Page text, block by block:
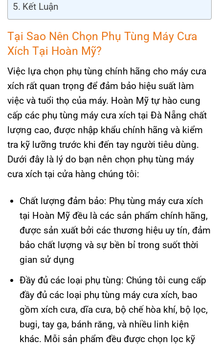
Kết Luận
Tại Sao Nên Chọn Phụ Tùng Máy Cưa
Xích Tại Hoàn Mỹ?
Việc lựa chọn phụ tùng chính hãng cho máy cưa
xích rất quan trọng để đảm bảo hiệu suất làm
việc và tuổi thọ của máy. Hoàn Mỹ tự hào cung
cấp các phụ tùng máy cưa xích tại Đà Nẵng chất
lượng cao, được nhập khẩu chính hãng và kiểm
tra kỹ lưỡng trước khi đến tay người tiêu dùng.
Dưới đây là lý do bạn nên chọn phụ tùng máy
cưa xích tại cửa hàng chúng tôi:
Chất lượng đảm bảo: Phụ tùng máy cưa xích
tại Hoàn Mỹ đều là các sản phẩm chính hãng,
được sản xuất bởi các thương hiệu uy tín, đảm
bảo chất lượng và sự bền bỉ trong suốt thời
gian sử dụng​
Đầy đủ các loại phụ tùng: Chúng tôi cung cấp
đầy đủ các loại phụ tùng máy cưa xích, bao
gồm xích cưa, dĩa cưa, bộ chế hòa khí, bộ lọc,
bugi, tay ga, bánh răng, và nhiều linh kiện
khác. Mỗi sản phẩm đều được chọn lọc kỹ